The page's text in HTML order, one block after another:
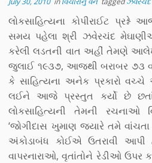
લોકસાહિત્યના કોપીરાઈટ પ્રશ્ને
સમય પહેલા શ્રી ઝવેરચંદ
કરેલી લડતની વાત અહીં તેમણે
જુલાઈ ૧૯૩૭, આજથી બરાબર ૭૩
કે સાહિત્યના અનેક પ્રકારો
લઈને આજે પ્રસ્તુત કર્યો છે
લોકસાહિત્યની તેમની
‘જોગીદાસ ખુમાણ જ્યારે તમે
અંકોડાબંધ કોઈએ ઉતરાવી
વાપરનારાઓ, વૃતાંતોને રેડીઓ ઉપર